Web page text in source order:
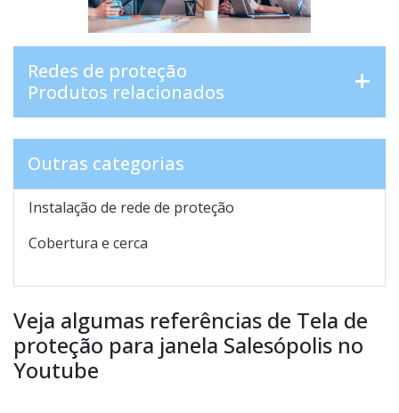
Redes de proteção
Produtos relacionados
Outras categorias
Instalação de rede de proteção
Cobertura e cerca
Veja algumas referências de Tela de
proteção para janela Salesópolis no
Youtube